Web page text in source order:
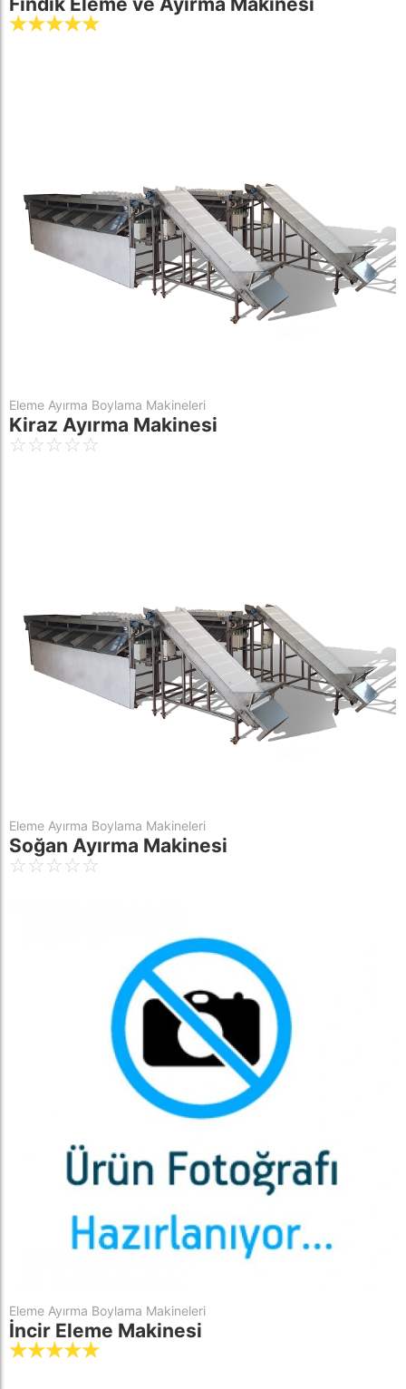
☆☆☆☆☆
Eleme Ayırma Boylama Makineleri
Kiraz Ayırma Makinesi
☆☆☆☆☆
Eleme Ayırma Boylama Makineleri
Soğan Ayırma Makinesi
☆☆☆☆☆
Eleme Ayırma Boylama Makineleri
İncir Eleme Makinesi
☆☆☆☆☆